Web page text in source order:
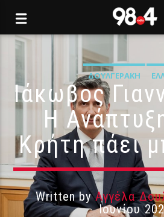
ΔΟΥΛΓΕΡΆΚΗ
Ιάκωβος
Η
Κρήτη πάει
Written byΑγγέλα
Ιουνίου